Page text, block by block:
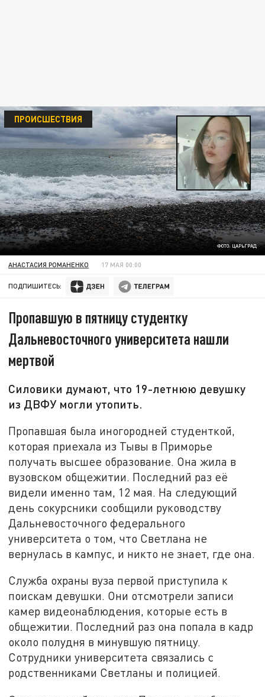
ФОТО: ЦАРЬГРАД
ПРОИСШЕСТВИЯ
АНАСТАСИЯ РОМАНЕНКО 17 МАЯ 00:00
ПОДПИШИТЕСЬ:
Пропавшую в пятницу студентку
Дальневосточного университета нашли
мертвой
Силовики думают, что 19-летнюю девушку
из ДВФУ могли утопить.
Пропавшая была иногородней студенткой,
которая приехала из Тывы в Приморье
получать высшее образование. Она жила в
вузовском общежитии. Последний раз её
видели именно там, 12 мая. На следующий
день сокурсники сообщили руководству
Дальневосточного федерального
университета о том, что Светлана не
вернулась в кампус, и никто не знает, где она.
Служба охраны вуза первой приступила к
поискам девушки. Они отсмотрели записи
камер видеонаблюдения, которые есть в
общежитии. Последний раз она попала в кадр
около полудня в минувшую пятницу.
Сотрудники университета связались с
родственниками Светланы и полицией.